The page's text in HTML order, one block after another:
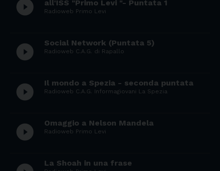
play_circle_filled
all'ISS "Primo Levi "- Puntata 1
Radioweb Primo Levi
play_circle_filled Social Network (Puntata 5)
Radioweb C.A.G. di Rapallo
play_circle_filled Il mondo a Spezia - seconda puntata
Radioweb C.A.G. Informagiovani La Spezia
play_circle_filled Omaggio a Nelson Mandela
Radioweb Primo Levi
La Shoah in una frase